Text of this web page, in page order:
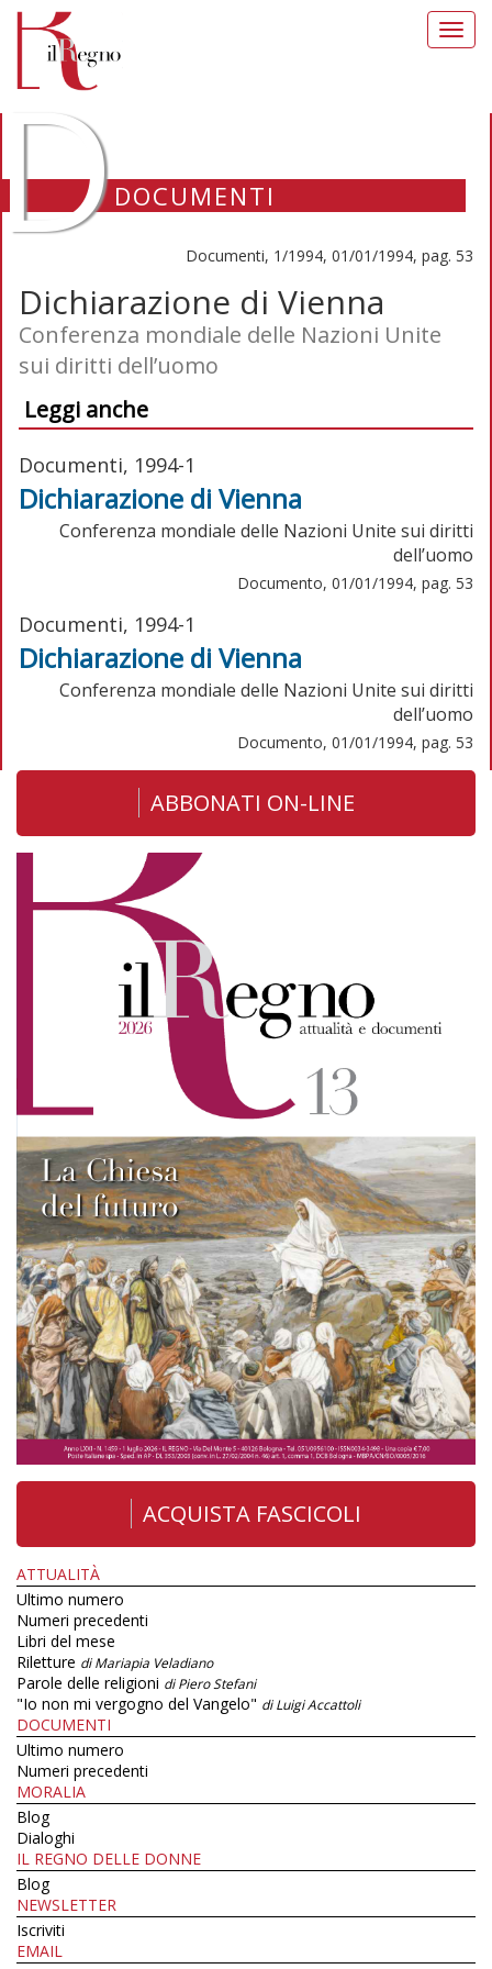
DOCUMENTI
Documenti, 1/1994, 01/01/1994, pag. 53
Dichiarazione di Vienna
Conferenza mondiale delle Nazioni Unite
sui diritti dell’uomo
Leggi anche
Documenti, 1994-1
Dichiarazione di Vienna
Conferenza mondiale delle Nazioni Unite sui diritti
dell’uomo
Documento, 01/01/1994, pag. 53
Documenti, 1994-1
Dichiarazione di Vienna
Conferenza mondiale delle Nazioni Unite sui diritti
dell’uomo
Documento, 01/01/1994, pag. 53
ABBONATI ON-LINE
ACQUISTA FASCICOLI
ATTUALITÀ
Ultimo numero
Numeri precedenti
Libri del mese
Riletture di Mariapia Veladiano
Parole delle religioni di Piero Stefani
"Io non mi vergogno del Vangelo" di Luigi Accattoli
DOCUMENTI
Ultimo numero
Numeri precedenti
MORALIA
Blog
Dialoghi
IL REGNO DELLE DONNE
Blog
NEWSLETTER
Iscriviti
EMAIL